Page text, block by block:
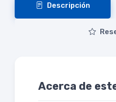
Descripción
Acerca de